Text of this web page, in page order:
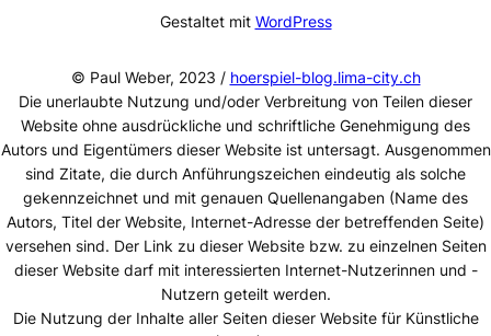
Gestaltet mit WordPress
© Paul Weber, 2023 / hoerspiel-blog.lima-city.ch
Die unerlaubte Nutzung und/oder Verbreitung von Teilen dieser
Website ohne ausdrückliche und schriftliche Genehmigung des
Autors und Eigentümers dieser Website ist untersagt. Ausgenommen
sind Zitate, die durch Anführungszeichen eindeutig als solche
gekennzeichnet und mit genauen Quellenangaben (Name des
Autors, Titel der Website, Internet-Adresse der betreffenden Seite)
versehen sind. Der Link zu dieser Website bzw. zu einzelnen Seiten
dieser Website darf mit interessierten Internet-Nutzerinnen und -
Nutzern geteilt werden.
Die Nutzung der Inhalte aller Seiten dieser Website für Künstliche